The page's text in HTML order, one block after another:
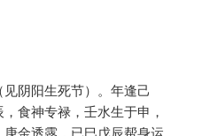
阴阳生死节）。年逢己
食神专禄，壬水生于申，
金透露，已巳戊辰帮身运